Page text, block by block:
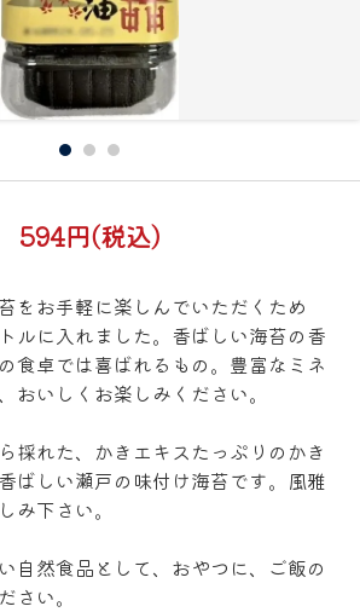
594円(税込)
をお手軽に楽しんでいただくため
ルに入れました。香ばしい海苔の香
食卓では喜ばれるもの。豊富なミネ
おいしくお楽しみください。
採れた、かきエキスたっぷりのかき
ばしい瀬戸の味付け海苔です。風雅
み下さい。
自然食品として、おやつに、ご飯の
さい。